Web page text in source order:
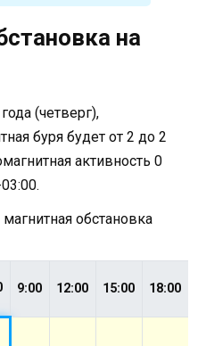
на
(четверг),
буря будет от 2 до 2
активность 0
обстановка
9:00 12:00 15:00 18:00